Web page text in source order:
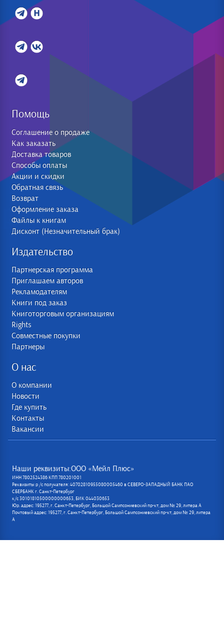
Помощь
Соглашение о продаже
Как заказать
Доставка товаров
Способы оплаты
Акции и скидки
Обратная связь
Возврат
Оформление заказа
Файлы к книгам
Дисконт (Незначительный брак)
Издательство
Партнерская программа
Приглашаем авторов
Рекламодателям
Книги под заказ
Книготорговым организациям
Rights
Совместные покупки
Партнеры
О нас
О компании
Новости
Где купить
Контакты
Вакансии
Наши реквизиты:ООО «Мейл Плюс»
ИНН 7802524386 КПП 780201001
Реквизиты р /с получателя: 40702810955080005460 в СЕВЕРО-ЗАПАДНЫЙ БАНК ПАО
СБЕРБАНК г. Санкт-Петербург
к/с 30101810500000000653, БИК 044030653
Юр. адрес: 195277, г. Санкт-Петербург, Большой Сампсониевский пр-кт, дом № 29, литера А
Почтовый адрес: 195277, г. Санкт-Петербург, Большой Сампсониевский пр-кт, дом № 29, литера
А